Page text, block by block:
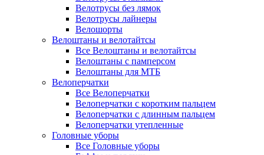
Велотрусы без лямок
Велотрусы лайнеры
Велошорты
Велоштаны и велотайтсы
Все Велоштаны и велотайтсы
Велоштаны с памперсом
Велоштаны для МТБ
Велоперчатки
Все Велоперчатки
Велоперчатки с коротким пальцем
Велоперчатки с длинным пальцем
Велоперчатки утепленные
Головные уборы
Все Головные уборы